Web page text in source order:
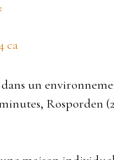
ca
un
Rosporden